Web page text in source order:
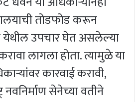
तोडफोड करून
उपचार घेत असलेल्या
लागला होता. त्यामुळे या
कारवाई करावी,
नवनिर्माण सेनेच्या वतीने